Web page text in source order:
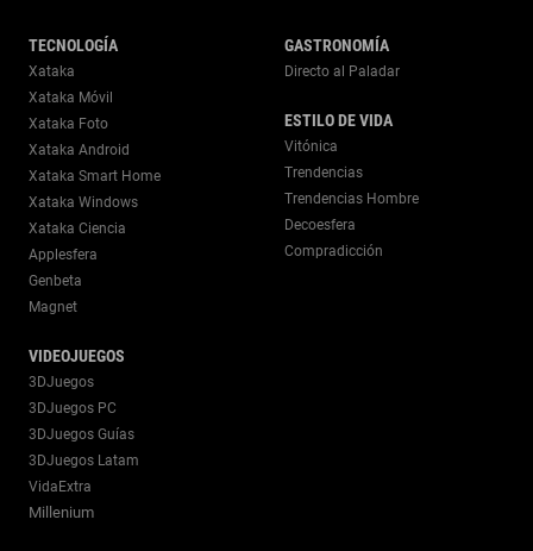
TECNOLOGÍA
Xataka
Xataka Móvil
Xataka Foto
Xataka Android
Xataka Smart Home
Xataka Windows
Xataka Ciencia
Applesfera
Genbeta
Magnet
VIDEOJUEGOS
3DJuegos
3DJuegos PC
3DJuegos Guías
3DJuegos Latam
VidaExtra
Millenium
GASTRONOMÍA
Directo al Paladar
ESTILO DE VIDA
Vitónica
Trendencias
Trendencias Hombre
Decoesfera
Compradicción